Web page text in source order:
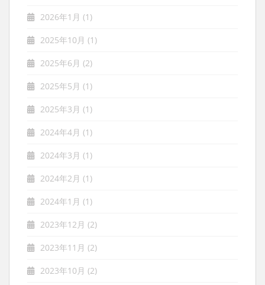
2026年1月 (1)
2025年10月 (1)
2025年6月 (2)
2025年5月 (1)
2025年3月 (1)
2024年4月 (1)
2024年3月 (1)
2024年2月 (1)
2024年1月 (1)
2023年12月 (2)
2023年11月 (2)
2023年10月 (2)